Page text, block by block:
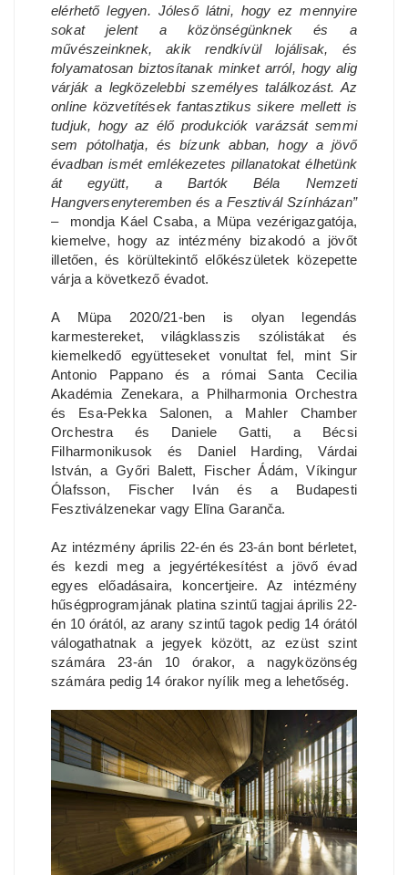
elérhető legyen. Jóleső látni, hogy ez mennyire
sokat jelent a közönségünknek és a
művészeinknek, akik rendkívül lojálisak, és
folyamatosan biztosítanak minket arról, hogy alig
várják a legközelebbi személyes találkozást. Az
online közvetítések fantasztikus sikere mellett is
tudjuk, hogy az élő produkciók varázsát semmi
sem pótolhatja, és bízunk abban, hogy a jövő
évadban ismét emlékezetes pillanatokat élhetünk
át együtt, a Bartók Béla Nemzeti
Hangversenyteremben és a Fesztivál Színházan”
– mondja Káel Csaba, a Müpa vezérigazgatója,
kiemelve, hogy az intézmény bizakodó a jövőt
illetően, és körültekintő előkészületek közepette
várja a következő évadot.
A Müpa 2020/21-ben is olyan legendás
karmestereket, világklasszis szólistákat és
kiemelkedő együtteseket vonultat fel, mint Sir
Antonio Pappano és a római Santa Cecilia
Akadémia Zenekara, a Philharmonia Orchestra
és Esa-Pekka Salonen, a Mahler Chamber
Orchestra és Daniele Gatti, a Bécsi
Filharmonikusok és Daniel Harding, Várdai
István, a Győri Balett, Fischer Ádám, Víkingur
Ólafsson, Fischer Iván és a Budapesti
Fesztiválzenekar vagy Elīna Garanča.
Az intézmény április 22-én és 23-án bont bérletet,
és kezdi meg a jegyértékesítést a jövő évad
egyes előadásaira, koncertjeire. Az intézmény
hűségprogramjának platina szintű tagjai április 22-
én 10 órától, az arany szintű tagok pedig 14 órától
válogathatnak a jegyek között, az ezüst szint
számára 23-án 10 órakor, a nagyközönség
számára pedig 14 órakor nyílik meg a lehetőség.